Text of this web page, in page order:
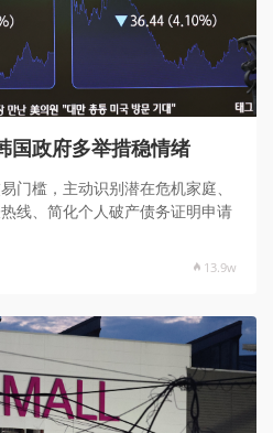
国政府多举措稳情绪
门槛，主动识别潜在危机家庭、
线、简化个人破产债务证明申请
13.9w